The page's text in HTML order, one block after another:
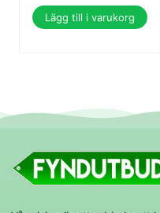
Lägg till i varukorg